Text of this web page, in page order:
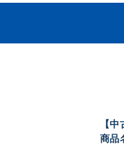
【
商品